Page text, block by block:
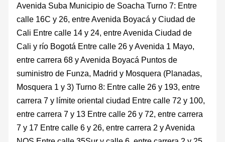
Avenida Suba Municipio de Soacha Turno 7: Entre
calle 16C y 26, entre Avenida Boyacá y Ciudad de
Cali Entre calle 14 y 24, entre Avenida Ciudad de
Cali y río Bogotá Entre calle 26 y Avenida 1 Mayo,
entre carrera 68 y Avenida Boyacá Puntos de
suministro de Funza, Madrid y Mosquera (Planadas,
Mosquera 1 y 3) Turno 8: Entre calle 26 y 193, entre
carrera 7 y límite oriental ciudad Entre calle 72 y 100,
entre carrera 7 y 13 Entre calle 26 y 72, entre carrera
7 y 17 Entre calle 6 y 26, entre carrera 2 y Avenida